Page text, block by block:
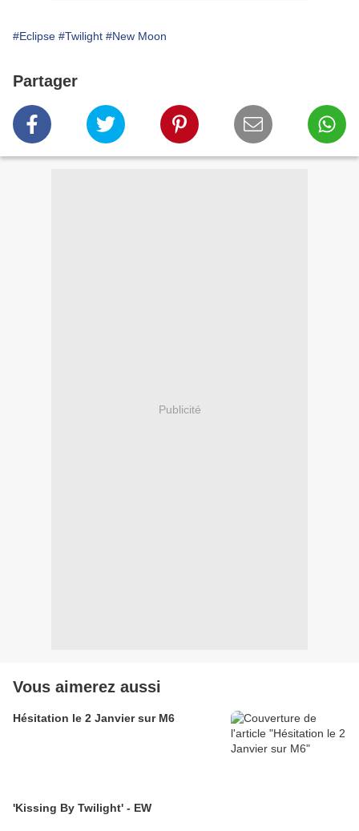
#Eclipse #Twilight #New Moon
Partager
Publicité
Vous aimerez aussi
Hésitation le 2 Janvier sur M6
'Kissing By Twilight' - EW